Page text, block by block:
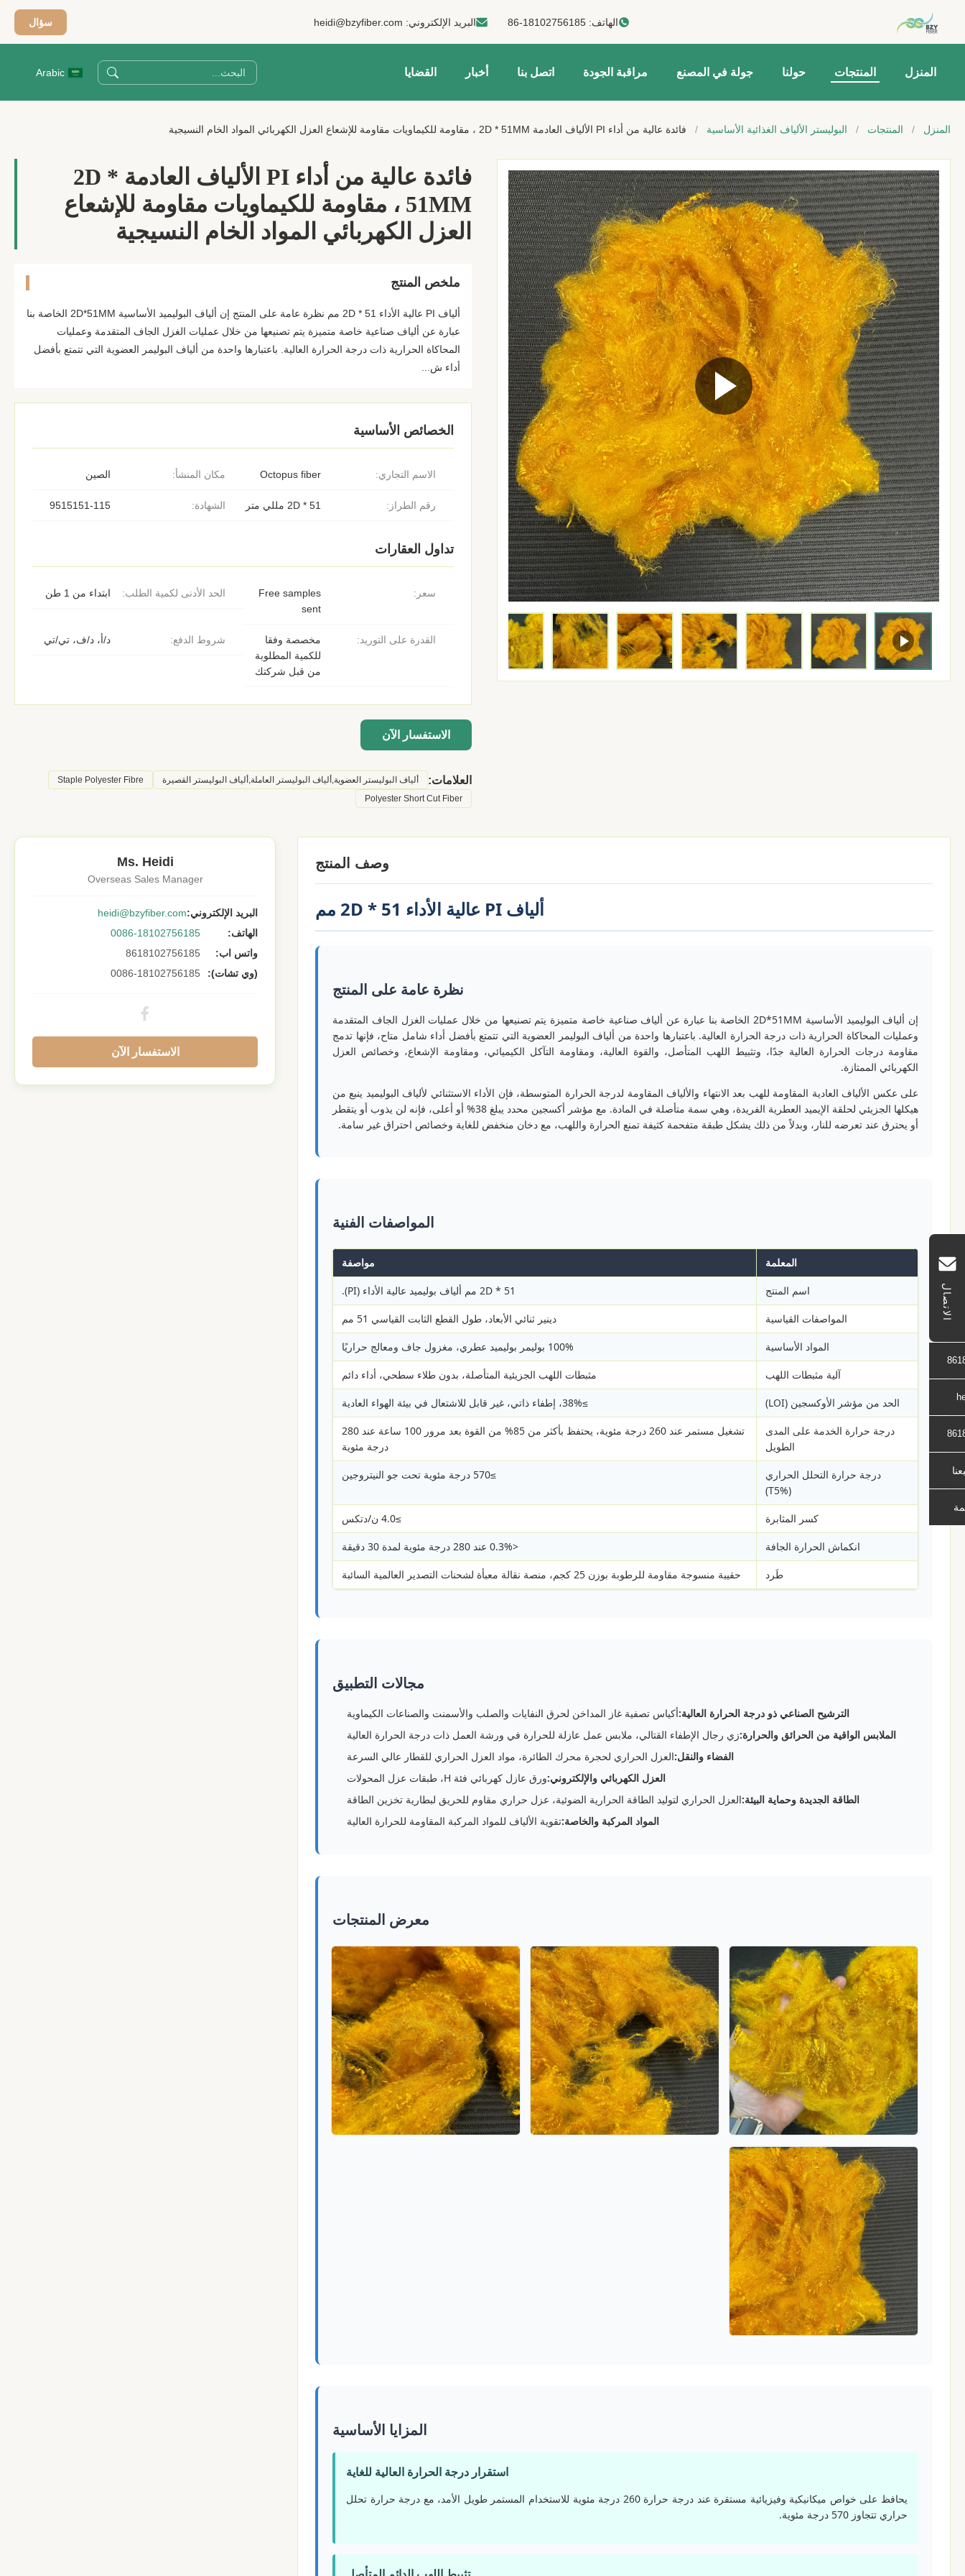
الهاتف: 86-18102756185 البريد الإلكتروني: heidi@bzyfiber.com سؤال
المنزل المنتجات حولنا جولة في المصنع مراقبة الجودة اتصل بنا أخبار القضايا Arabic
الاتصال
المنزل / المنتجات / البوليستر الألياف الغذائية الأساسية / فائدة عالية من أداء PI الألياف العادمة 2D * 51MM ، مقاومة للكيماويات مقاومة للإشعاع العزل الكهربائي المواد الخام النسيجية
فائدة عالية من أداء PI الألياف العادمة 2D *
51MM ، مقاومة للكيماويات مقاومة للإشعاع
العزل الكهربائي المواد الخام النسيجية
ملخص المنتج
ألياف PI عالية الأداء 2D * 51 مم نظرة عامة على المنتج إن ألياف البوليميد الأساسية 2D*51MM الخاصة بنا
عبارة عن ألياف صناعية خاصة متميزة يتم تصنيعها من خلال عمليات الغزل الجاف المتقدمة وعمليات
المحاكاة الحرارية ذات درجة الحرارة العالية. باعتبارها واحدة من ألياف البوليمر العضوية التي تتمتع بأفضل
أداء ش...
الخصائص الأساسية
مكان المنشأ: الصين الاسم التجاري: Octopus fiber
الشهادة: 9515151-115 رقم الطراز: 2D * 51 مللي متر
تداول العقارات
الحد الأدنى لكمية الطلب: ابتداء من 1 طن سعر:
Free samples
sent
شروط الدفع: د/أ، د/ف، تي/تي القدرة على التوريد:
مخصصة وفقا
للكمية المطلوبة
من قبل شركتك
الاستفسار الآن
العلامات: ألياف البوليستر العضوية,ألياف البوليستر العاملة,ألياف البوليستر القصيرة
Staple Polyester Fibre
Polyester Short Cut Fiber
وصف المنتج
ألياف PI عالية الأداء 2D * 51 مم
نظرة عامة على المنتج
إن ألياف البوليميد الأساسية 2D*51MM الخاصة بنا عبارة عن ألياف صناعية خاصة متميزة يتم تصنيعها من خلال عمليات الغزل الجاف المتقدمة
وعمليات المحاكاة الحرارية ذات درجة الحرارة العالية. باعتبارها واحدة من ألياف البوليمر العضوية التي تتمتع بأفضل أداء شامل متاح، فإنها تدمج
مقاومة درجات الحرارة العالية جدًا، وتثبيط اللهب المتأصل، والقوة العالية، ومقاومة التآكل الكيميائي، ومقاومة الإشعاع، وخصائص العزل
الكهربائي الممتازة.
على عكس الألياف العادية المقاومة للهب بعد الانتهاء والألياف المقاومة لدرجة الحرارة المتوسطة، فإن الأداء الاستثنائي لألياف البوليميد ينبع من
هيكلها الجزيئي لحلقة الإيميد العطرية الفريدة، وهي سمة متأصلة في المادة. مع مؤشر أكسجين محدد يبلغ 38% أو أعلى، فإنه لن يذوب أو يتقطر
أو يحترق عند تعرضه للنار، وبدلاً من ذلك يشكل طبقة متفحمة كثيفة تمنع الحرارة واللهب، مع دخان منخفض للغاية وخصائص احتراق غير سامة.
المواصفات الفنية
المعلمة مواصفة
اسم المنتج 2D * 51 مم ألياف بوليميد عالية الأداء (PI).
المواصفات القياسية دينير ثنائي الأبعاد، طول القطع الثابت القياسي 51 مم
المواد الأساسية 100% بوليمر بوليميد عطري، مغزول جاف ومعالج حراريًا
آلية مثبطات اللهب مثبطات اللهب الجزيئية المتأصلة، بدون طلاء سطحي، أداء دائم
الحد من مؤشر الأوكسجين (LOI) ≥38%، إطفاء ذاتي، غير قابل للاشتعال في بيئة الهواء العادية
درجة حرارة الخدمة على المدى
الطويل
تشغيل مستمر عند 260 درجة مئوية، يحتفظ بأكثر من 85% من القوة بعد مرور 100 ساعة عند 280
درجة مئوية
درجة حرارة التحلل الحراري
(T5%)
≥570 درجة مئوية تحت جو النيتروجين
كسر المثابرة ≥4.0 ن/دتكس
انكماش الحرارة الجافة <0.3% عند 280 درجة مئوية لمدة 30 دقيقة
طَرد حقيبة منسوجة مقاومة للرطوبة بوزن 25 كجم، منصة نقالة معبأة لشحنات التصدير العالمية السائبة
مجالات التطبيق
الترشيح الصناعي ذو درجة الحرارة العالية:أكياس تصفية غاز المداخن لحرق النفايات والصلب والأسمنت والصناعات الكيماوية
الملابس الواقية من الحرائق والحرارة:زي رجال الإطفاء القتالي، ملابس عمل عازلة للحرارة في ورشة العمل ذات درجة الحرارة العالية
الفضاء والنقل:العزل الحراري لحجرة محرك الطائرة، مواد العزل الحراري للقطار عالي السرعة
العزل الكهربائي والإلكتروني:ورق عازل كهربائي فئة H، طبقات عزل المحولات
الطاقة الجديدة وحماية البيئة:العزل الحراري لتوليد الطاقة الحرارية الضوئية، عزل حراري مقاوم للحريق لبطارية تخزين الطاقة
المواد المركبة والخاصة:تقوية الألياف للمواد المركبة المقاومة للحرارة العالية
معرض المنتجات
المزايا الأساسية
استقرار درجة الحرارة العالية للغاية
يحافظ على خواص ميكانيكية وفيزيائية مستقرة عند درجة حرارة 260 درجة مئوية للاستخدام المستمر طويل الأمد، مع درجة حرارة تحلل
حراري تتجاوز 570 درجة مئوية.
Ms. Heidi
Overseas Sales Manager
البريد الإلكتروني:heidi@bzyfiber.com
الهاتف:
0086-18102756185
واتس اب:
8618102756185
(وي تشات):
0086-18102756185
الاستفسار الآن